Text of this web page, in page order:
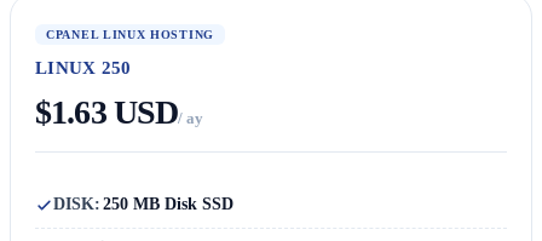
CPANEL LINUX HOSTING
LINUX 250
$1.63 USD/ ay
DISK: 250 MB Disk SSD